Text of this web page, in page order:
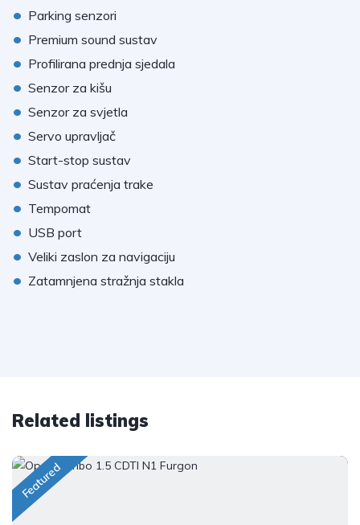
• Parking senzori
• Premium sound sustav
• Profilirana prednja sjedala
• Senzor za kišu
• Senzor za svjetla
• Servo upravljač
• Start-stop sustav
• Sustav praćenja trake
• Tempomat
• USB port
• Veliki zaslon za navigaciju
• Zatamnjena stražnja stakla
Related listings
Featured